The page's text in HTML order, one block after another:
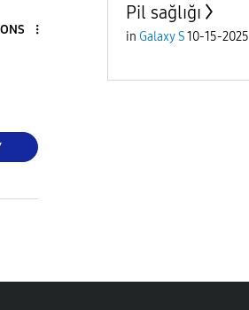
Pil sağlığı
in Galaxy S10-15-2025